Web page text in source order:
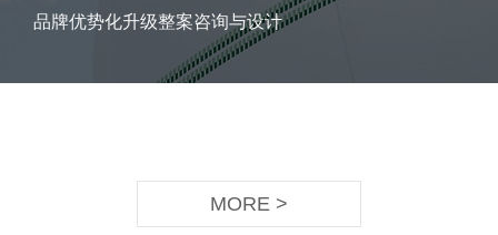
品牌优势化升级整案咨询与设计
MORE >